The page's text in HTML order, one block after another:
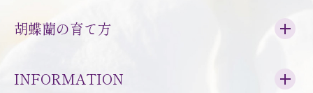
胡蝶蘭の育て方
INFORMATION